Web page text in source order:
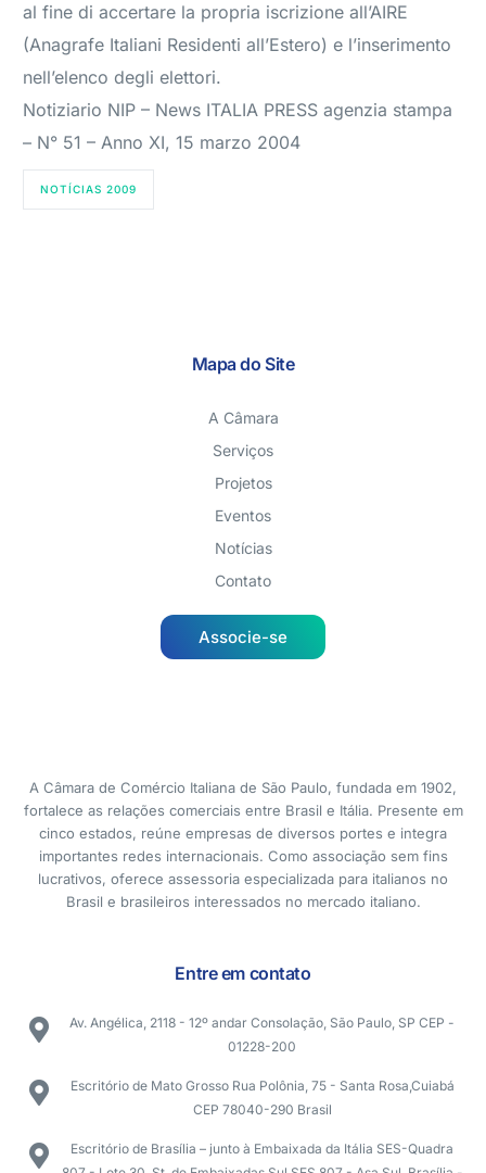
al fine di accertare la propria iscrizione all’AIRE
(Anagrafe Italiani Residenti all’Estero) e l’inserimento
nell’elenco degli elettori.
Notiziario NIP – News ITALIA PRESS agenzia stampa
– N° 51 – Anno XI, 15 marzo 2004
NOTÍCIAS 2009
Mapa do Site
A Câmara
Serviços
Projetos
Eventos
Notícias
Contato
Associe-se
A Câmara de Comércio Italiana de São Paulo, fundada em 1902,
fortalece as relações comerciais entre Brasil e Itália. Presente em
cinco estados, reúne empresas de diversos portes e integra
importantes redes internacionais. Como associação sem fins
lucrativos, oferece assessoria especializada para italianos no
Brasil e brasileiros interessados no mercado italiano.
Entre em contato
Av. Angélica, 2118 - 12º andar Consolação, São Paulo, SP CEP -
01228-200
Escritório de Mato Grosso Rua Polônia, 75 - Santa Rosa,Cuiabá
CEP 78040-290 Brasil
Escritório de Brasília – junto à Embaixada da Itália SES-Quadra